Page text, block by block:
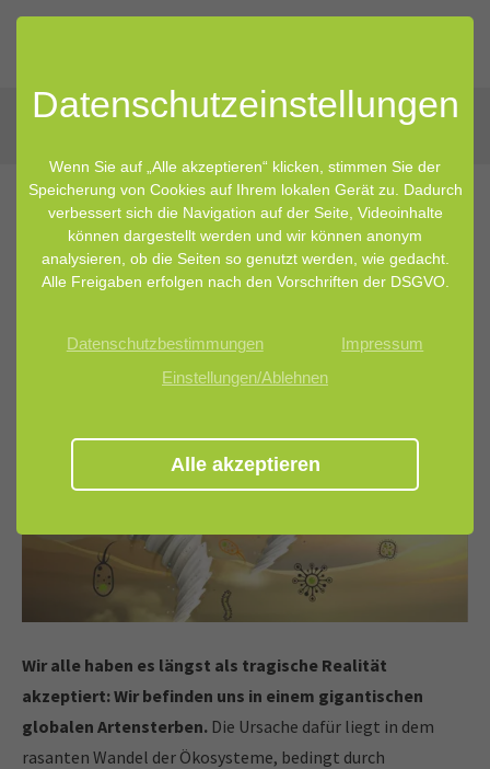
11.05.2021 16:45 von Lisa Keilhofer
Das Artensterben greift auch in uns
Wir alle haben es längst als tragische Realität
akzeptiert: Wir befinden uns in einem gigantischen
globalen Artensterben. Die Ursache dafür liegt in dem
rasanten Wandel der Ökosysteme, bedingt durch
Datenschutz­einstellungen
Wenn Sie auf „Alle akzeptieren“ klicken, stimmen Sie der
Speicherung von Cookies auf Ihrem lokalen Gerät zu. Dadurch
verbessert sich die Navigation auf der Seite, Videoinhalte
können dargestellt werden und wir können anonym
analysieren, ob die Seiten so genutzt werden, wie gedacht.
Alle Freigaben erfolgen nach den Vorschriften der DSGVO.
Datenschutzbestimmungen
Impressum
Einstellungen/Ablehnen